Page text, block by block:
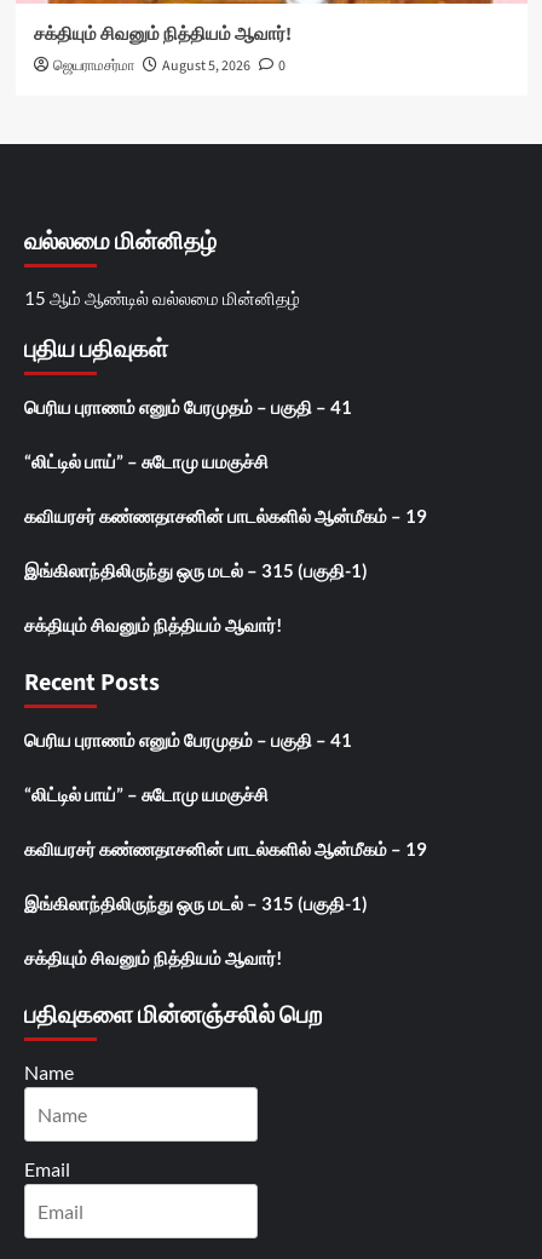
சக்தியும் சிவனும் நித்தியம் ஆவார்!
ஜெயராமசர்மா August 5, 2026 0
வல்லமை மின்னிதழ்
15 ஆம் ஆண்டில் வல்லமை மின்னிதழ்
புதிய பதிவுகள்
பெரிய புராணம் எனும் பேரமுதம் – பகுதி – 41
“லிட்டில் பாய்” – சுடோமு யமகுச்சி
கவியரசர் கண்ணதாசனின் பாடல்களில் ஆன்மீகம் – 19
இங்கிலாந்திலிருந்து ஒரு மடல் – 315 (பகுதி-1)
சக்தியும் சிவனும் நித்தியம் ஆவார்!
Recent Posts
பெரிய புராணம் எனும் பேரமுதம் – பகுதி – 41
“லிட்டில் பாய்” – சுடோமு யமகுச்சி
கவியரசர் கண்ணதாசனின் பாடல்களில் ஆன்மீகம் – 19
இங்கிலாந்திலிருந்து ஒரு மடல் – 315 (பகுதி-1)
சக்தியும் சிவனும் நித்தியம் ஆவார்!
பதிவுகளை மின்னஞ்சலில் பெற
Name
Email